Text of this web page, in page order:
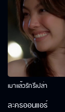
เมาแล้วรักรึเปล่า
ละครออนแอร์